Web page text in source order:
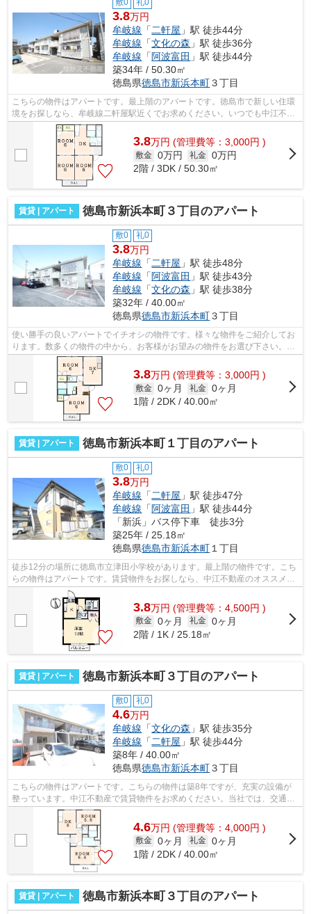
3.8万円
牟岐線 「 二軒屋 」駅 徒歩44分
牟岐線 「文化の森 」駅 徒歩36分
牟岐線 「 阿波富田 」駅 徒歩44分
築34年 / 50.30㎡
徳島県徳島市新浜本町３丁目
こちらの物件はアパートです。最上階のアパートです。徳島市で新しい住環
境をお探しなら、牟岐線二軒屋駅近くでお求めください。いつでも中江不動
産までお気軽にお問い合わせください。
3.8万円 (管理費等：3,000円 )
敷金 0万円 礼金 0万円
2階 / 3DK / 50.30㎡
賃貸 | アパート 徳島市新浜本町３丁目のアパート
敷0 礼0
3.8万円
牟岐線 「二軒屋 」駅 徒歩48分
牟岐線 「阿波富田 」駅 徒歩43分
牟岐線 「文化の森 」駅 徒歩38分
築32年 / 40.00㎡
徳島県徳島市新浜本町３丁目
使い勝手の良いアパートでイチオシの物件です。様々な物件をご紹介してお
ります。数多くの物件の中から、お客様がお望みの物件をお選び下さい。私
たちがサポート致します。
3.8万円 (管理費等：3,000円 )
敷金 0ヶ月 礼金 0ヶ月
1階 / 2DK / 40.00㎡
賃貸 | アパート 徳島市新浜本町１丁目のアパート
敷0 礼0
3.8万円
牟岐線 「二軒屋 」駅 徒歩47分
牟岐線 「 阿波富田 」駅 徒歩44分
「新浜」バス停下車 徒歩3分
築25年 / 25.18㎡
徳島県徳島市新浜本町１丁目
徒歩12分の場所に徳島市立津田小学校があります。最上階の物件です。こち
らの物件はアパートです。賃貸物件をお探しなら、中江不動産のオススメ物
件はいかがでしょうか？多種多様な物...
3.8万円 (管理費等：4,500円 )
敷金 0ヶ月 礼金 0ヶ月
2階 / 1K / 25.18㎡
賃貸 | アパート 徳島市新浜本町３丁目のアパート
敷0 礼0
4.6万円
牟岐線 「文化の森 」駅 徒歩35分
牟岐線 「 二軒屋 」駅 徒歩44分
築8年 / 40.00㎡
徳島県徳島市新浜本町３丁目
こちらの物件はアパートです。こちらの物件は築8年ですが、充実の設備が
整っています。中江不動産で賃貸物件をお求めください。当社では、交通ア
クセス良好な牟岐線文化の森周辺の物件...
4.6万円 (管理費等：4,000円 )
敷金 0ヶ月 礼金 0ヶ月
1階 / 2DK / 40.00㎡
賃貸 | アパート 徳島市新浜本町３丁目のアパート